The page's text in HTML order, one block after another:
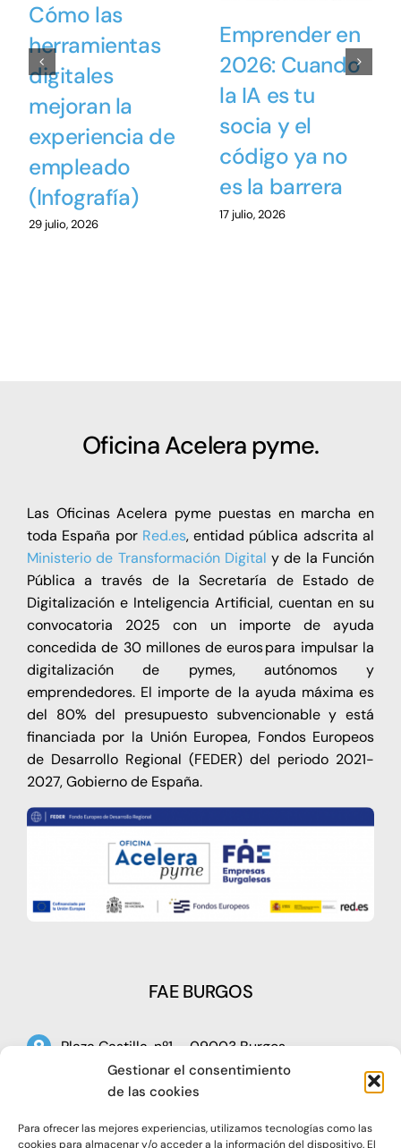
Gestionar el consentimiento
de las cookies
Para ofrecer las mejores experiencias, utilizamos tecnologías como las
cookies para almacenar y/o acceder a la información del dispositivo. El
Cómo las
herramientas
digitales
mejoran la
experiencia de
empleado
(Infografía)
29 julio, 2026
Emprender en
2026: Cuando
la IA es tu
socia y el
código ya no
es la barrera
17 julio, 2026
Oficina Acelera pyme.
Las Oficinas Acelera pyme puestas en marcha en
toda España por Red.es, entidad pública adscrita al
Ministerio de Transformación Digital y de la Función
Pública a través de la Secretaría de Estado de
Digitalización e Inteligencia Artificial, cuentan en su
convocatoria 2025 con un importe de ayuda
concedida de 30 millones de euros para impulsar la
digitalización de pymes, autónomos y
emprendedores. El importe de la ayuda máxima es
del 80% del presupuesto subvencionable y está
financiada por la Unión Europea, Fondos Europeos
de Desarrollo Regional (FEDER) del periodo 2021-
2027, Gobierno de España.
FAE BURGOS
Plaza Castilla, nº1 – 09003 Burgos
Telf: 947 266 142
oap@faeburgos.org